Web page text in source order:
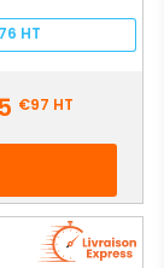
HT
€97 HT